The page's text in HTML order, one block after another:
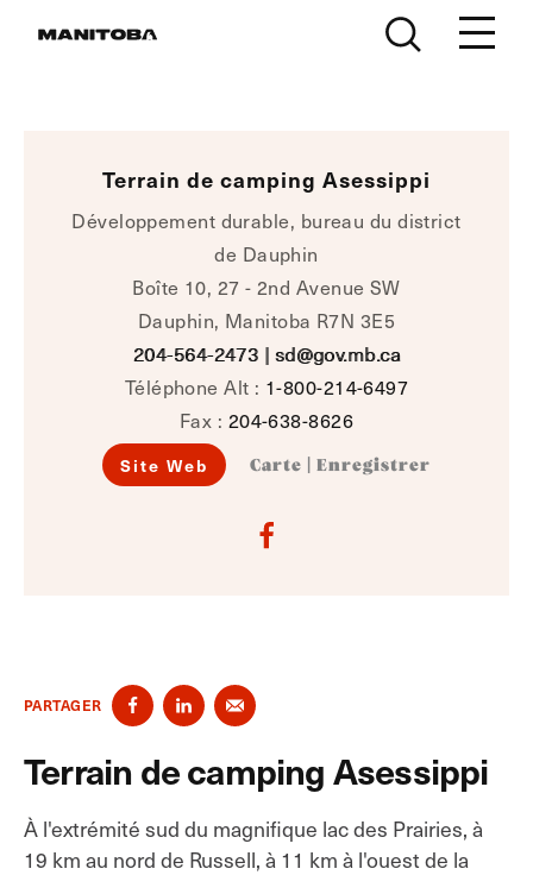
Terrain de camping Asessippi
Développement durable, bureau du district
de Dauphin
Boîte 10, 27 - 2nd Avenue SW
Dauphin, Manitoba R7N 3E5
204-564-2473 | sd@gov.mb.ca
Téléphone Alt : 1-800-214-6497
Fax : 204-638-8626
Site Web Carte Enregistrer
PARTAGER
Terrain de camping Asessippi
À l'extrémité sud du magnifique lac des Prairies, à
19 km au nord de Russell, à 11 km à l'ouest de la